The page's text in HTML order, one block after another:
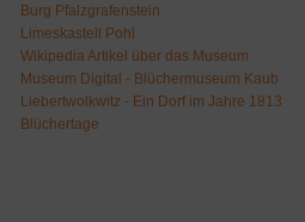
Burg Pfalzgrafenstein
Limeskastell Pohl
Wikipedia Artikel über das Museum
Museum Digital - Blüchermuseum Kaub
Liebertwolkwitz - Ein Dorf im Jahre 1813
Blüchertage